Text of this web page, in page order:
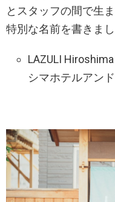
とスタッフの間で生
特別な名前を書きまし
LAZULI
シマホテルアン